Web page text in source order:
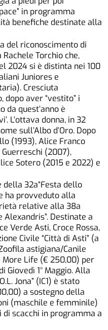
in programma
benefiche destinate alla
del riconoscimento di
Rachele Torchio che,
2024 si è distinta nei 100
Juniores e
Cresciuta
dopo aver “vestito” i
da quest’anno è
L’ottava donna, in 32
sull’Albo d’Oro. Dopo
(1993), Alice Franco
(2007),
Sotero (2015 e 2022) e
della 32a“Festa dello
ha provveduto alla
relative alla 38a
Alexandris”. Destinate a
Verde Asti, Croce Rossa,
Civile “Città di Asti” (a
astigiana/Canile
More Life (€ 250,00) per
Giovedì 1° Maggio. Alla
Jona” (IC1) è stato
a sostegno della
(maschile e femminile)
scacchi in programma a